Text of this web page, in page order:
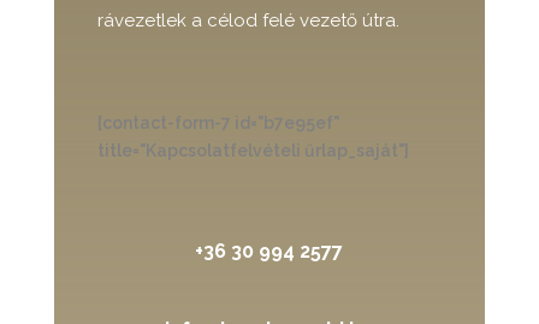
rávezetlek a célod felé vezető útra.
[contact-form-7 id="b7e95ef"
title="Kapcsolatfelvételi űrlap_saját"]
+36 30 994 2577